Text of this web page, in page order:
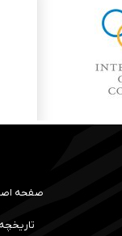
صفحه
تاریخچه